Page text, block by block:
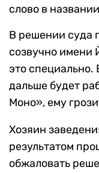
слово в
В решении суда
созвучно имени
это
дальше будет
Моно», ему
Хозяин
результатом
обжаловать